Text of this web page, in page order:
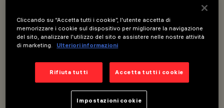
basetta.
Costituito da vano ottico e porta componenti e basetta
Realizzato in pressofusione di alluminio sottoposto a
verniciatura liquida ad elevata resistenza agli agenti
atmosferici ed ai raggi UV; vetro di sicurezza sodico
Cliccando su “Accetta tutti i cookie”, l'utente accetta di
memorizzare i cookie sul dispositivo per migliorare la navigazione
del sito, analizzare l'utilizzo del sito e assistere nelle nostre attività
di marketing.
Ulteriori informazioni
Rifiuta tutti Accetta tutti i cookie
Impostazioni cookie